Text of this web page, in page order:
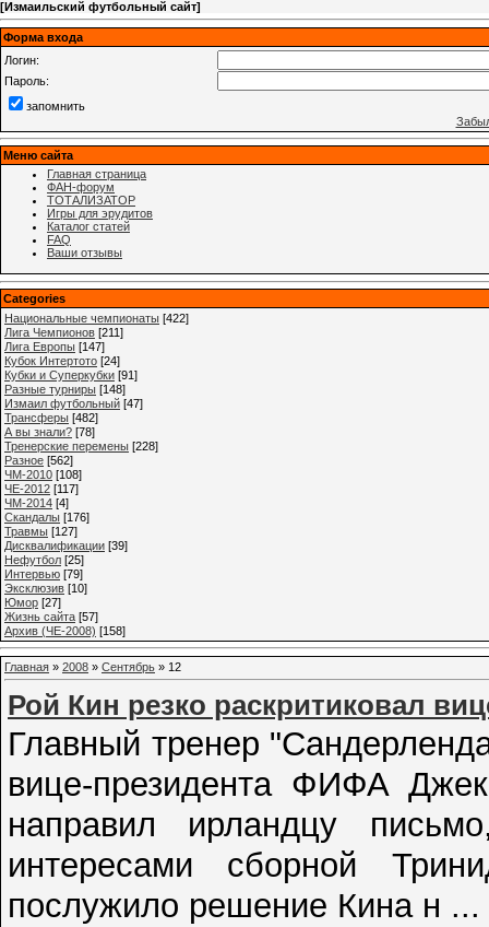
[Измаильский футбольный сайт]
Форма входа
Логин:
Пароль:
запомнить
Меню сайта
Главная страница
ФАН-форум
ТОТАЛИЗАТОР
Игры для эрудитов
Каталог статей
FAQ
Ваши отзывы
Categories
Национальные чемпионаты [422]
Лига Чемпионов [211]
Лига Европы [147]
Кубок Интертото [24]
Кубки и Суперкубки [91]
Разные турниры [148]
Измаил футбольный [47]
Трансферы [482]
А вы знали? [78]
Тренерские перемены [228]
Разное [562]
ЧМ-2010 [108]
ЧЕ-2012 [117]
ЧМ-2014 [4]
Cкандалы [176]
Травмы [127]
Дисквалификации [39]
Нефутбол [25]
Интервью [79]
Эксклюзив [10]
Юмор [27]
Жизнь сайта [57]
Архив (ЧЕ-2008) [158]
Главная » 2008 » Сентябрь » 12
Рой Кин резко раскритиковал
Главный тренер
вице-президента ФИФА
направил ирландцу
интересами сборной
послужило решение Кина н ...